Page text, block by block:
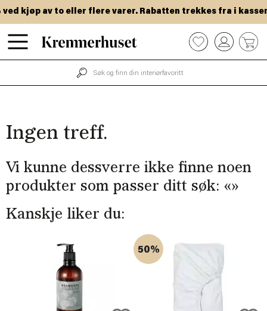
Hopp
til
hovedinnhold
kjøp av to eller flere varer. Rabatten trekkes fra i kassen.
0
Ingen treff.
Vi kunne dessverre ikke finne noen
produkter som passer ditt søk: «»
Kanskje liker du:
50%